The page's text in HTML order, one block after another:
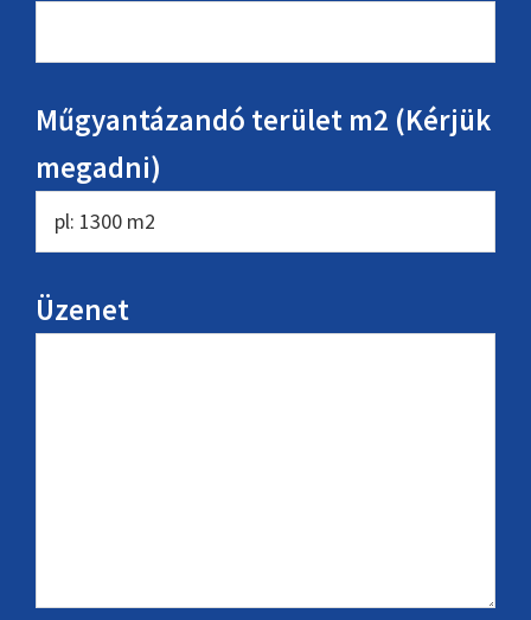
Műgyantázandó terület m2 (Kérjük
megadni)
Üzenet